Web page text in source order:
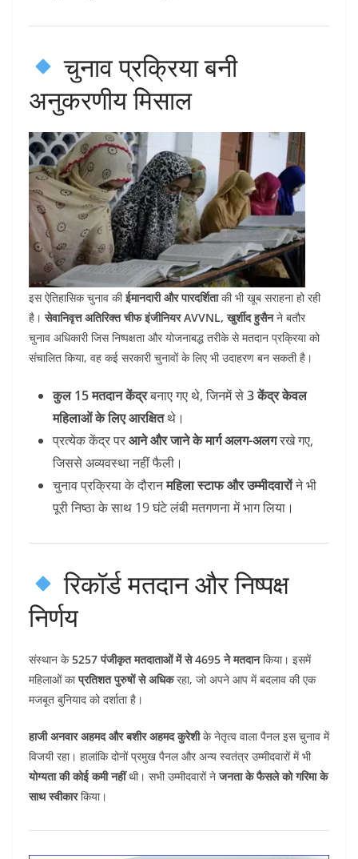
चुनाव प्रक्रिया बनी
अनुकरणीय मिसाल
इस ऐतिहासिक चुनाव कीईमानदारी और पारदर्शिताकी भी खूब सराहना हो रही
है।सेवानिवृत्त अतिरिक्त चीफ इंजीनियर AVVNL, खुर्शीद हुसैनने बतौर
चुनाव अधिकारी जिस निष्पक्षता और योजनाबद्ध तरीके से मतदान प्रक्रिया को
संचालित किया, वह कई सरकारी चुनावों के लिए भी उदाहरण बन सकती है।
कुल 15 मतदान केंद्रबनाए गए थे, जिनमें से3 केंद्र केवल
महिलाओं के लिए आरक्षितथे।
प्रत्येक केंद्र परआने और जाने के मार्ग अलग-अलगरखे गए,
जिससे अव्यवस्था नहीं फैली।
चुनाव प्रक्रिया के दौरानमहिला स्टाफ और उम्मीदवारोंने भी
पूरी निष्ठा के साथ 19 घंटे लंबी मतगणना में भाग लिया।
रिकॉर्ड मतदान और निष्पक्ष
निर्णय
संस्थान के5257 पंजीकृत मतदाताओं में से 4695 ने मतदानकिया। इसमें
महिलाओं काप्रतिशत पुरुषों से अधिकरहा, जो अपने आप में बदलाव की एक
मजबूत बुनियाद को दर्शाता है।
हाजी अनवार अहमद और बशीर अहमद कुरेशीके नेतृत्व वाला पैनल इस चुनाव में
विजयी रहा। हालांकि दोनों प्रमुख पैनल और अन्य स्वतंत्र उम्मीदवारों में भी
योग्यता की कोई कमी नहींथी। सभी उम्मीदवारों नेजनता के फैसले को गरिमा के
साथ स्वीकारकिया।